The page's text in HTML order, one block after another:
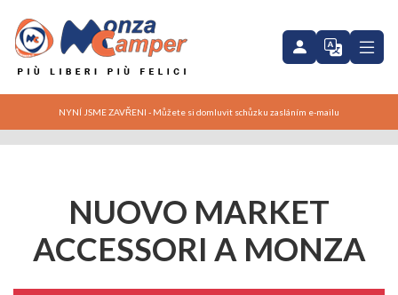
NYNÍ JSME ZAVŘENI - Můžete si domluvit schůzku zasláním e-mailu
NUOVO MARKET
ACCESSORI A MONZA